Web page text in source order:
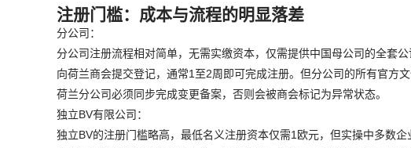
注册门槛：成本与流程的明显落差
分公司：
分公司注册流程相对简单，无需实缴资本，仅需提供中国母公司的全套
向荷兰商会提交登记，通常1至2周即可完成注册。但分公司的所有官方
荷兰分公司必须同步完成变更备案，否则会被商会标记为异常状态。
独立BV有限公司：
独立BV的注册门槛略高，最低名义注册资本仅需1欧元，但实操中多数